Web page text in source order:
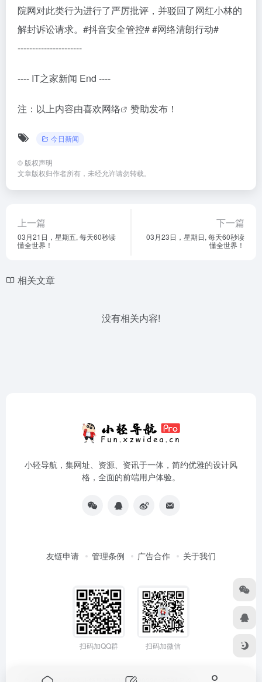
院网对此类行为进行了严厉批评，并驳回了网红小林的
解封诉讼请求。#抖音安全管控# #网络清朗行动#
----------------------
---- IT之家新闻 End ----
注：以上内容由喜欢网络 赞助发布！
今日新闻
© 版权声明
文章版权归作者所有，未经允许请勿转载。
上一篇
03月21日，星期五, 每天60秒读
懂全世界！
下一篇
03月23日，星期日, 每天60秒读
懂全世界！
相关文章
没有相关内容!
小轻导航，集网址、资源、资讯于一体，简约优雅的设计风
格，全面的前端用户体验。
友链申请 管理条例 广告合作 关于我们
扫码加QQ群 扫码加微信